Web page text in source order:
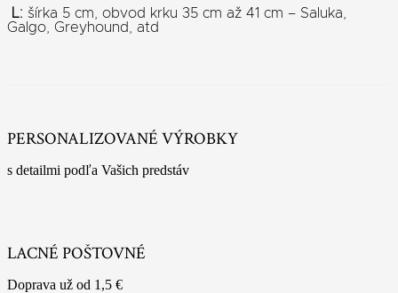
L: šírka 5 cm, obvod krku 35 cm až 41 cm – Saluka,
Galgo, Greyhound, atd
PERSONALIZOVANÉ VÝROBKY
s detailmi podľa Vašich predstáv
LACNÉ POŠTOVNÉ
Doprava už od 1,5 €